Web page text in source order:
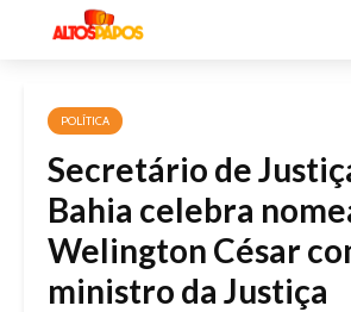
POLÍTICA
Secretário de
Bahia celebra
Welington César
ministro da Justiça